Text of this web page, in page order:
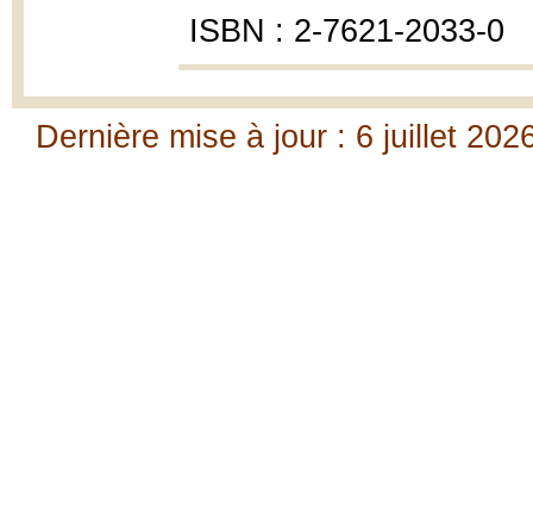
ISBN : 2-7621-2033-0
Dernière mise à jour : 6 juillet